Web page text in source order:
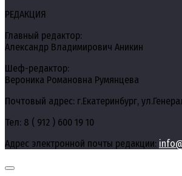
РЕДАКЦИЯ
Главный редактор:
Александр Владимирович Аникин
Шеф-редактор:
Вероника Романовна Румянцева
Почтовый адрес: г.Екатеринбург,
Тел: 8 ( 912 ) 600 19 10
Адрес электронной почты редакции: